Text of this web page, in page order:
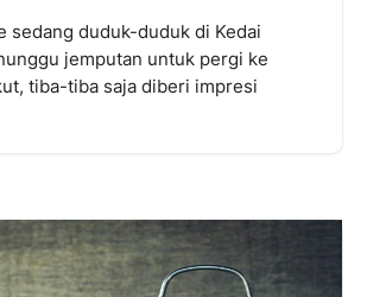
sedang duduk-duduk di Kedai
jemputan untuk pergi ke
tiba-tiba saja diberi impresi